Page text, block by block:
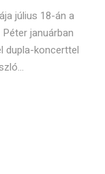
július 18-án a
januárban
dupla-koncerttel